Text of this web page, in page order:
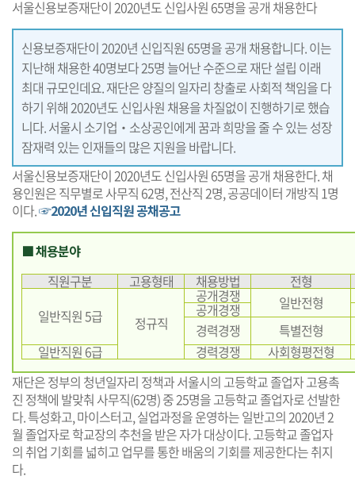
서울신용보증재단이 2020년도 신입사원 65명을 공개 채용한다
신용보증재단이 2020년 신입직원 65명을 공개 채용합니다. 이는
지난해 채용한 40명보다 25명 늘어난 수준으로 재단 설립 이래
최대 규모인데요. 재단은 양질의 일자리 창출로 사회적 책임을 다
하기 위해 2020년도 신입사원 채용을 차질없이 진행하기로 했습
니다. 서울시 소기업‧소상공인에게 꿈과 희망을 줄 수 있는 성장
잠재력 있는 인재들의 많은 지원을 바랍니다.
서울신용보증재단이 2020년도 신입사원 65명을 공개 채용한다. 채
용인원은 직무별로 사무직 62명, 전산직 2명, 공공데이터 개방직 1명
이다.☞2020년 신입직원 공채공고
■ 채용분야
직원구분
고용형태 채용방법
전형
일반직원 5급
정규직
공개경쟁 일반전형
공개경쟁
경력경쟁
특별전형
일반직원 6급
경력경쟁
사회형평전형
재단은 정부의 청년일자리 정책과 서울시의 고등학교 졸업자 고용촉
진 정책에 발맞춰 사무직(62명) 중 25명을 고등학교 졸업자로 선발한
다. 특성화고, 마이스터고, 실업과정을 운영하는 일반고의 2020년 2
월 졸업자로 학교장의 추천을 받은 자가 대상이다. 고등학교 졸업자
의 취업 기회를 넓히고 업무를 통한 배움의 기회를 제공한다는 취지
다.